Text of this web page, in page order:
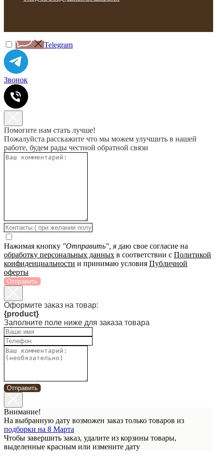
Telegram
Звонок
Помогите нам стать лучше!
Пожалуйста расскажите что мы можем улучшить в нашей
работе, будем рады честной обратной связи
Нажимая кнопку "Отправить", я даю свое согласие на
обработку персональных данных в соответствии с Политикой
конфиденциальности и принимаю условия Публичной
оферты
Отправить
Оформите заказ на товар:
{product}
Заполните поле ниже для заказа товара
Отправить
Внимание!
На выбранную дату возможен заказ только товаров из
подборки на 8 Марта
Чтобы завершить заказ, удалите из корзины товары,
выделенные красным или измените дату